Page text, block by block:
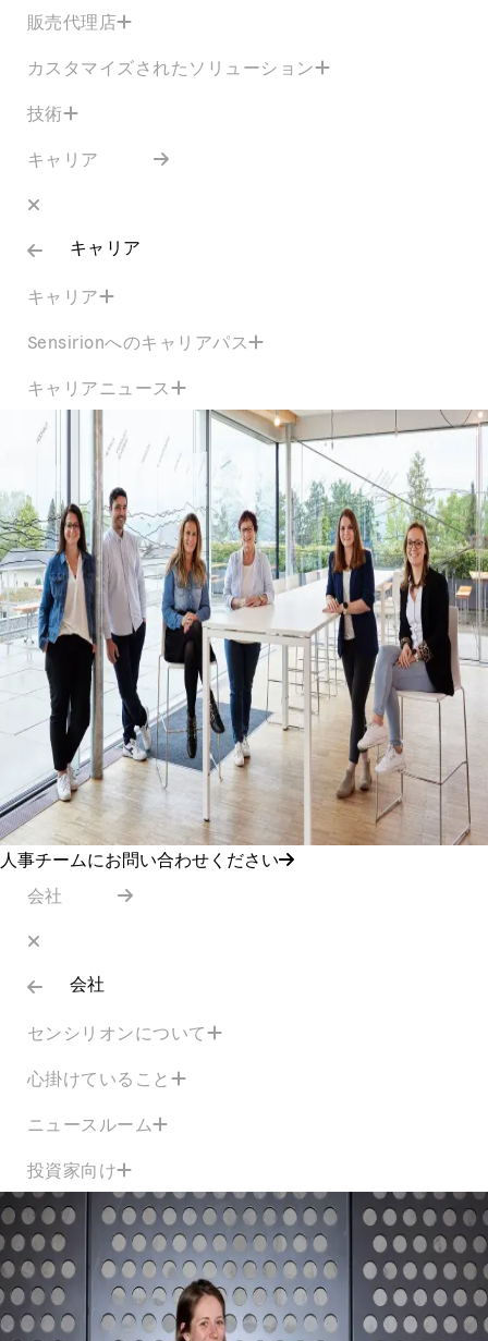
販売代理店
カスタマイズされたソリューション
技術
キャリア
キャリア
キャリア
Sensirionへのキャリアパス
キャリアニュース
人事チームにお問い合わせください
会社
会社
センシリオンについて
心掛けていること
ニュースルーム
投資家向け